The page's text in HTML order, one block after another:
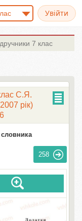
7 клас
С.Я.
рік)
258